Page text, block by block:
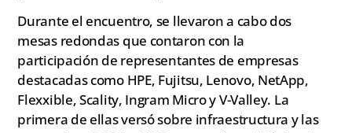
Durante el encuentro, se llevaron a cabo dos
mesas redondas que contaron con la
participación de representantes de empresas
destacadas como HPE, Fujitsu, Lenovo, NetApp,
Flexxible, Scality, Ingram Micro y V-Valley. La
primera de ellas versó sobre infraestructura y las